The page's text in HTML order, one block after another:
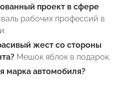
проект в сфере
рабочих профессий в
жест со стороны
Мешок яблок в подарок.
марка автомобиля?